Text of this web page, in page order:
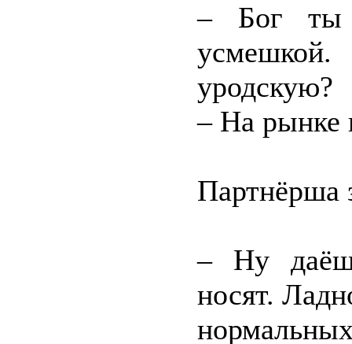
– Бог ты
уродскую?
– На рынке
Партнёрша
– Ну
носят.